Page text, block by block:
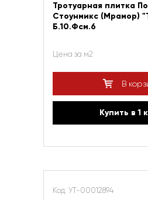
Тротуарная плитка
Стоунмикс (Мрамор)
Б.10.Фсм.6
Цена за м2
В
Купить в 1
Код: УТ-00012894